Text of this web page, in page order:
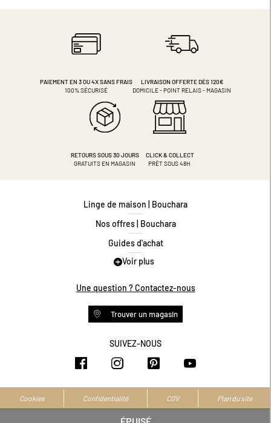
PAIEMENT EN 3 OU 4XSANS FRAIS
100% SÉCURISÉ
LIVRAISON OFFERTE DÈS 120€
DOMICILE - POINT RELAIS - MAGASIN
RETOURS SOUS 30 JOURS
GRATUITS EN MAGASIN
CLICK & COLLECT
PRÊT SOUS 48H
Linge de maison | Bouchara
Nos offres | Bouchara
Guides d'achat
Guide des tailles
Programme de fidélité
Conditions des offres
Livraison et retours
Accessibilité numérique
La marque
Voir plus
Une question ? Contactez-nous
Trouver un magasin
SUIVEZ-NOUS
https://www.facebook.com/
https://https://
Cookies Confidentialité CGV Plan du site